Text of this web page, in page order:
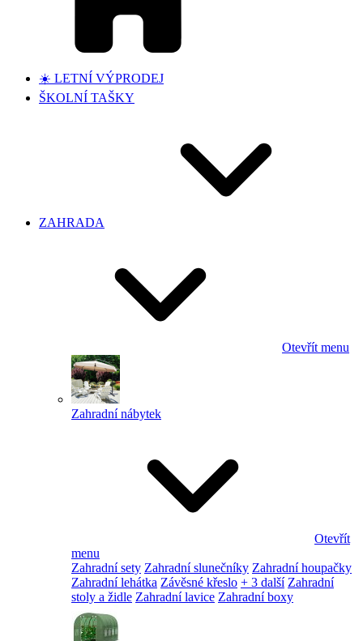
☀️ LETNÍ VÝPRODEJ
ŠKOLNÍ TAŠKY
ZAHRADA
Otevřít menu
Zahradní nábytek
Otevřít
menu
Zahradní sety Zahradní slunečníky Zahradní houpačky
Zahradní lehátka Závěsné křeslo + 3 další Zahradní
stoly a židle Zahradní lavice Zahradní boxy